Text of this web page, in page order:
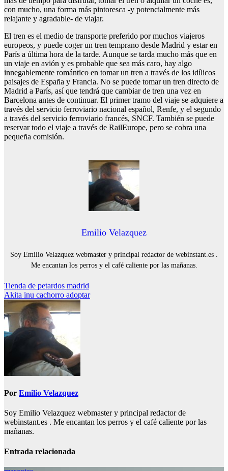
con mucho, una forma más pintoresca -y potencialmente más
relajante y agradable- de viajar.
El tren es el medio de transporte preferido por muchos viajeros
europeos, y puede coger un tren temprano desde Madrid y estar en
París a última hora de la tarde. Aunque se tarda mucho más que en
un viaje en avión y es probable que sea más caro, hay algo
innegablemente romántico en tomar un tren a través de los idílicos
paisajes de España y Francia. No se puede tomar un tren directo de
Madrid a París, así que tendrá que cambiar de tren una vez en
Barcelona antes de continuar. El primer tramo del viaje se adquiere a
través del servicio ferroviario nacional español, Renfe, y el segundo
a través del servicio ferroviario francés, SNCF. También se puede
reservar todo el viaje a través de RailEurope, pero se cobra una
pequeña comisión.
Emilio Velazquez
Soy Emilio Velazquez webmaster y principal redactor de webinstant.es .
Me encantan los perros y el café caliente por las mañanas.
Navegación
de
entradas
Tienda de petardos madrid
Akita inu cachorro adoptar
Por Emilio Velazquez
Soy Emilio Velazquez webmaster y principal redactor de
webinstant.es . Me encantan los perros y el café caliente por las
mañanas.
Entrada relacionada